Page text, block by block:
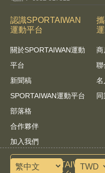
認識SPORTAIWAN
運動平台
關於SPORTAIWAN運動
平台
新聞稿
SPORTAIWAN運動平台
部落格
合作夥伴
加入我們
商
聯
名
諮詢SPORTAIWAN運